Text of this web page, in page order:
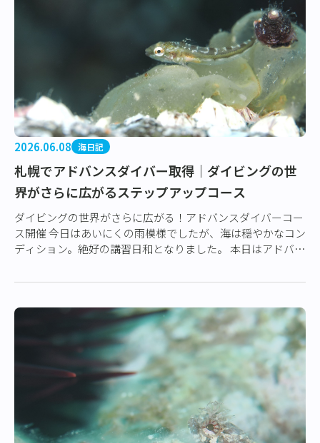
2026.06.08 海日記
札幌でアドバンスダイバー取得｜ダイビングの世
界がさらに広がるステップアップコース
ダイビングの世界がさらに広がる！アドバンスダイバーコー
ス開催 今日はあいにくの雨模様でしたが、海は穏やかなコン
ディション。絶好の講習日和となりました。 本日はアドバン